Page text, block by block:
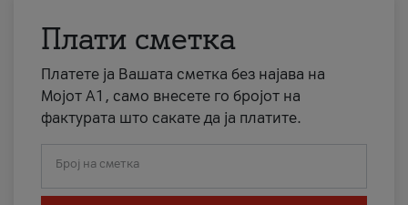
Плати сметка
Платете ја Вашата сметка без најава на
Мојот А1, само внесете го бројот на
фактурата што сакате да ја платите.
Број на сметка